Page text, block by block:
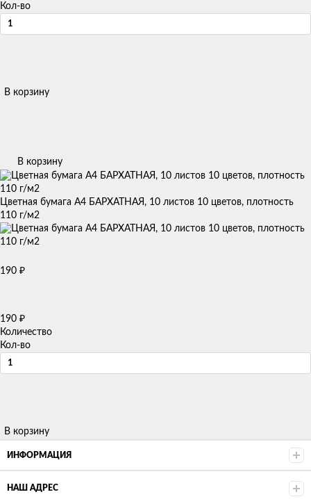
Кол-во
В корзину
В корзину
Цветная бумага А4 БАРХАТНАЯ, 10 листов 10 цветов, плотность
110 г/м2
190 ₽
190 ₽
Количество
Кол-во
В корзину
ИНФОРМАЦИЯ
НАШ АДРЕС